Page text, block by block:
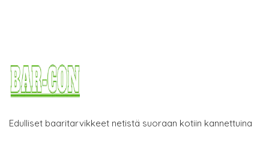
Edulliset baaritarvikkeet netistä suoraan kotiin kannettuina